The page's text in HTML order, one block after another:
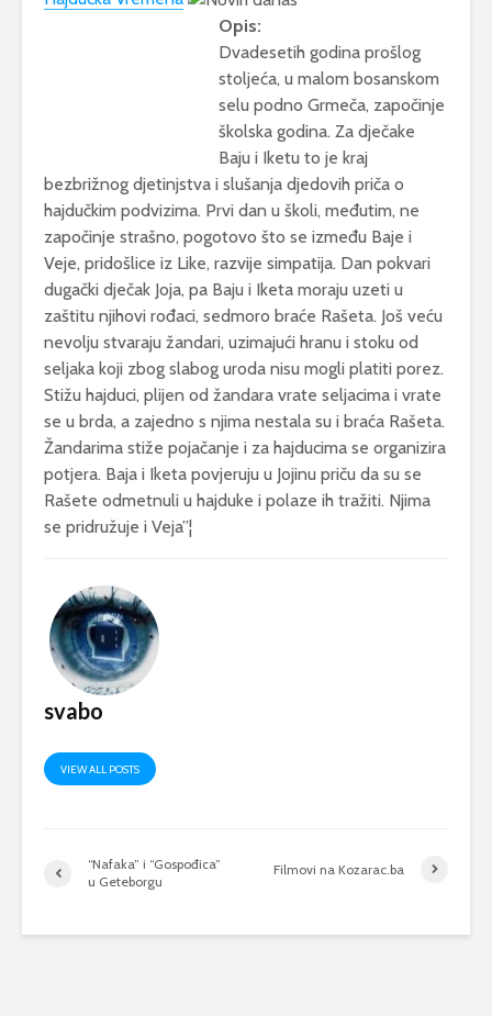
Opis:
Dvadesetih godina prošlog
stoljeća, u malom bosanskom
selu podno Grmeča, započinje
školska godina. Za dječake
Baju i Iketu to je kraj
bezbrižnog djetinjstva i slušanja djedovih priča o
hajdučkim podvizima. Prvi dan u školi, međutim, ne
započinje strašno, pogotovo što se između Baje i
Veje, pridošlice iz Like, razvije simpatija. Dan pokvari
dugački dječak Joja, pa Baju i Iketa moraju uzeti u
zaštitu njihovi rođaci, sedmoro braće Rašeta. Još veću
nevolju stvaraju žandari, uzimajući hranu i stoku od
seljaka koji zbog slabog uroda nisu mogli platiti porez.
Stižu hajduci, plijen od žandara vrate seljacima i vrate
se u brda, a zajedno s njima nestala su i braća Rašeta.
Žandarima stiže pojačanje i za hajducima se organizira
potjera. Baja i Iketa povjeruju u Jojinu priču da su se
Rašete odmetnuli u hajduke i polaze ih tražiti. Njima
se pridružuje i Veja”¦
svabo
VIEW ALL POSTS
“Nafaka” i “Gospođica”
u Geteborgu
Filmovi na Kozarac.ba